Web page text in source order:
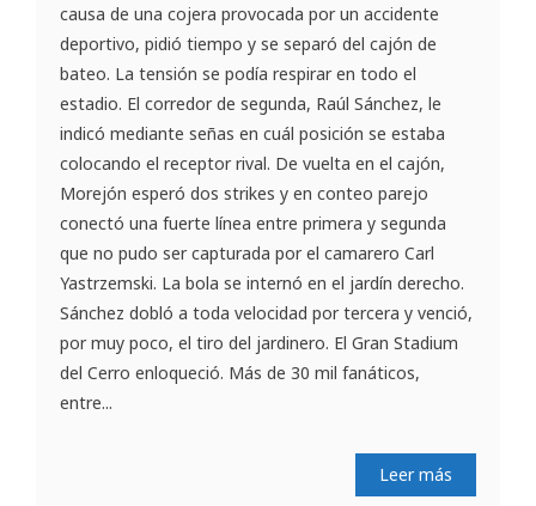
causa de una cojera provocada por un accidente
deportivo, pidió tiempo y se separó del cajón de
bateo. La tensión se podía respirar en todo el
estadio. El corredor de segunda, Raúl Sánchez, le
indicó mediante señas en cuál posición se estaba
colocando el receptor rival. De vuelta en el cajón,
Morejón esperó dos strikes y en conteo parejo
conectó una fuerte línea entre primera y segunda
que no pudo ser capturada por el camarero Carl
Yastrzemski. La bola se internó en el jardín derecho.
Sánchez dobló a toda velocidad por tercera y venció,
por muy poco, el tiro del jardinero. El Gran Stadium
del Cerro enloqueció. Más de 30 mil fanáticos,
entre...
Leer más